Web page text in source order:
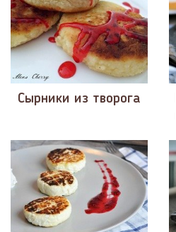
Сырники из творога